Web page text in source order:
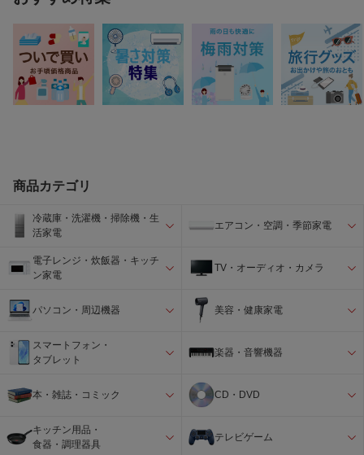
商品カテゴリ
冷蔵庫・洗濯機・掃除機・生
活家電
エアコン・空調・季節家電
電子レンジ・炊飯器・キッチ
ン家電
TV・オーディオ・カメラ
パソコン・周辺機器 美容・健康家電
スマートフォン・
タブレット
楽器・音響機器
本・雑誌・コミック CD・DVD
キッチン用品・
食器・調理器具
テレビゲーム